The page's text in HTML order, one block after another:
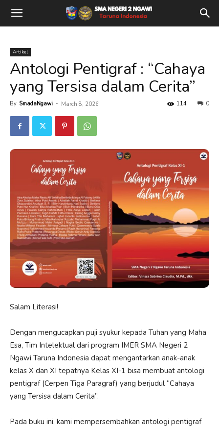
Artikel
Antologi Pentigraf : “Cahaya
yang Tersisa dalam Cerita”
By SmadaNgawi - March 8, 2026 0
114
Salam Literasi!
Dengan mengucapkan puji syukur kepada Tuhan yang Maha
Esa, Tim Intelektual dari program IMER SMA Negeri 2
Ngawi Taruna Indonesia dapat mengantarkan anak-anak
kelas X dan XI tepatnya Kelas XI-1 bisa membuat antologi
pentigraf (Cerpen Tiga Paragraf) yang berjudul “Cahaya
yang Tersisa dalam Cerita”.
Pada buku ini, kami mempersembahkan antologi pentigraf